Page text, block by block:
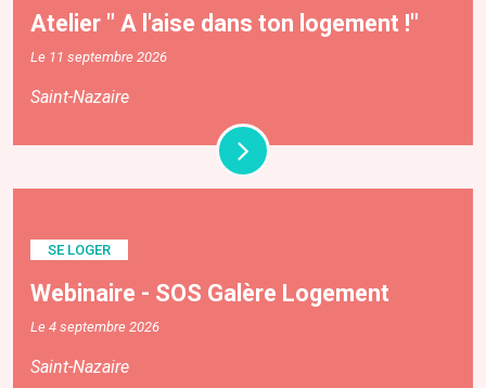
Atelier " A l'aise dans ton logement !"
Le 11 septembre 2026
Saint-Nazaire
SE LOGER
Webinaire - SOS Galère Logement
Le 4 septembre 2026
Saint-Nazaire